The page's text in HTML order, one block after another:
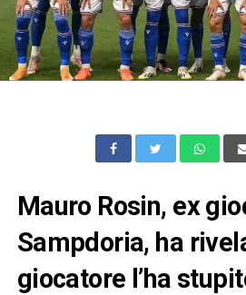
Mauro Rosin, ex
Sampdoria, ha
giocatore l’ha